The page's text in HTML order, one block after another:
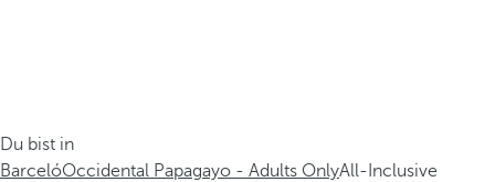
Du bist in
BarcelóOccidental Papagayo - Adults OnlyAll-Inclusive